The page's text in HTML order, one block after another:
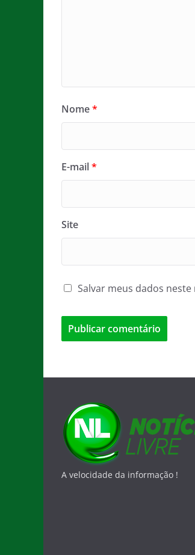
Nome*
E-mail*
Site
Salvar meus dados
A velocidade da informação !